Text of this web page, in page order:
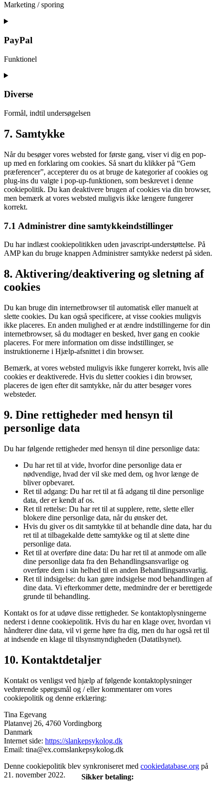
Marketing / sporing
Consent
service
google-
maps
PayPal
Funktionel
Consent
service
Diverse
Formål, indtil undersøgelsen
Consent
to
diverse
7. Samtykke
Når du besøger vores websted for første gang, viser vi dig en pop-
up med en forklaring om cookies. Så snart du klikker på “Gem
præferencer”, accepterer du os at bruge de kategorier af cookies og
plug-ins du valgte i pop-up-funktionen, som beskrevet i denne
cookiepolitik. Du kan deaktivere brugen af ​​cookies via din browser,
men bemærk at vores websted muligvis ikke længere fungerer
korrekt.
7.1 Administrer dine samtykkeindstillinger
Du har indlæst cookiepolitikken uden javascript-understøttelse. På
AMP kan du bruge knappen Administrer samtykke nederst på siden.
8. Aktivering/deaktivering og sletning af
cookies
Du kan bruge din internetbrowser til automatisk eller manuelt at
slette cookies. Du kan også specificere, at visse cookies muligvis
ikke placeres. En anden mulighed er at ændre indstillingerne for din
internetbrowser, så du modtager en besked, hver gang en cookie
placeres. For mere information om disse indstillinger, se
instruktionerne i Hjælp-afsnittet i din browser.
Bemærk, at vores websted muligvis ikke fungerer korrekt, hvis alle
cookies er deaktiverede. Hvis du sletter cookies i din browser,
placeres de igen efter dit samtykke, når du atter besøger vores
websteder.
9. Dine rettigheder med hensyn til
personlige data
Du har følgende rettigheder med hensyn til dine personlige data:
Du har ret til at vide, hvorfor dine personlige data er
nødvendige, hvad der vil ske med dem, og hvor længe de
bliver opbevaret.
Ret til adgang: Du har ret til at få adgang til dine personlige
data, der er kendt af os.
Ret til rettelse: Du har ret til at supplere, rette, slette eller
blokere dine personlige data, når du ønsker det.
Hvis du giver os dit samtykke til at behandle dine data, har du
ret til at tilbagekalde dette samtykke og til at slette dine
personlige data.
Ret til at overføre dine data: Du har ret til at anmode om alle
dine personlige data fra den Behandlingsansvarlige og
overføre dem i sin helhed til en anden Behandlingsansvarlig.
Ret til indsigelse: du kan gøre indsigelse mod behandlingen af
​​dine data. Vi efterkommer dette, medmindre der er berettigede
grunde til behandling.
Kontakt os for at udøve disse rettigheder. Se kontaktoplysningerne
nederst i denne cookiepolitik. Hvis du har en klage over, hvordan vi
håndterer dine data, vil vi gerne høre fra dig, men du har også ret til
at indsende en klage til tilsynsmyndigheden (Datatilsynet).
10. Kontaktdetaljer
Kontakt os venligst ved hjælp af følgende kontaktoplysninger
vedrørende spørgsmål og / eller kommentarer om vores
cookiepolitik og denne erklæring:
Tina Egevang
Platanvej 26, 4760 Vordingborg
Danmark
Internet side: https://slankepsykolog.dk
Email: tina@ex.comslankepsykolog.dk
Denne cookiepolitik blev synkroniseret med cookiedatabase.org på
21. november 2022.
Sikker betaling: